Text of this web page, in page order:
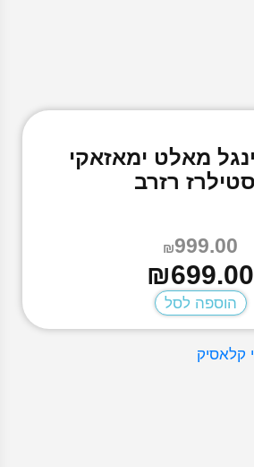
מאלט ימאזאקי
רזרב
₪999.00
המחיר
המקורי
היה:
₪699.00המחיר
הנוכחי
הוא:
הוספה לסל